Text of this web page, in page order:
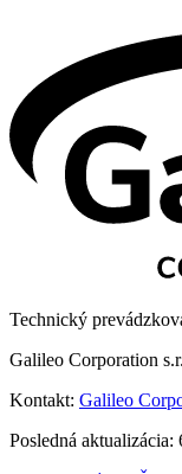
Technický
Galileo Corporation
Kontakt: Galileo
Posledná aktualizácia: